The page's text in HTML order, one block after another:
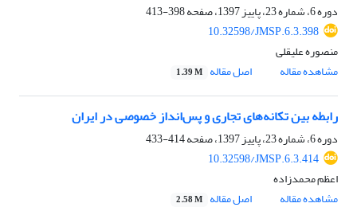
دوره 6، شماره 23، پاییز 1397، صفحه
398-413
10.32598/JMSP.6.3.398
منصوره علیقلی
مشاهده مقاله
اصل مقاله 1.39 M
رابطه بین تکانه‌های تجاری و پس‌انداز خصوصی در ایران
دوره 6، شماره 23، پاییز 1397، صفحه
414-433
10.32598/JMSP.6.3.414
اعظم محمدزاده
مشاهده مقاله
اصل مقاله 2.58 M